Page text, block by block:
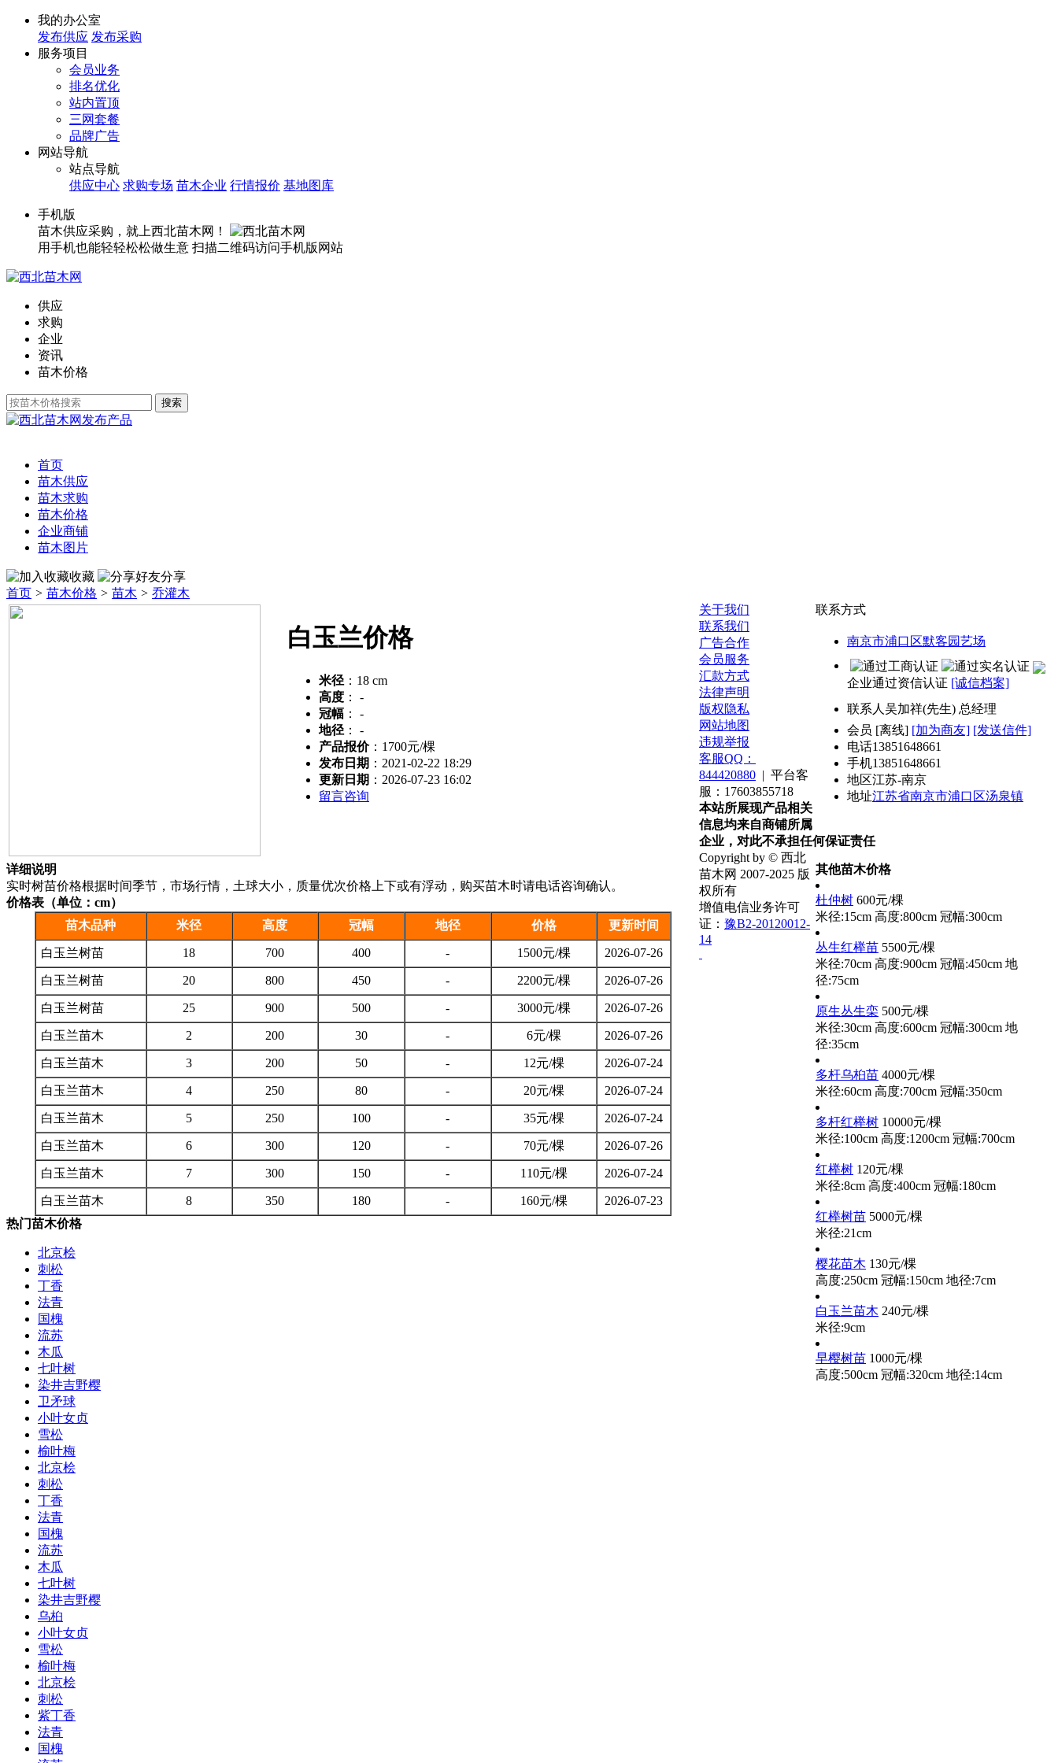
我的办公室
发布供应 发布采购
服务项目
会员业务
排名优化
站内置顶
三网套餐
品牌广告
网站导航
站点导航
供应中心 求购专场 苗木企业 行情报价 基地图库
手机版
苗木供应采购，就上西北苗木网！
用手机也能轻轻松松做生意 扫描二维码访问手机版网站
供应
求购
企业
资讯
苗木价格
发布产品
首页
苗木供应
苗木求购
苗木价格
企业商铺
苗木图片
收藏
分享
首页 > 苗木价格 > 苗木 > 乔灌木
白玉兰价格
米径 ： 18 cm
高度 ：
-
冠幅 ：
-
地径 ：
-
产品报价： 1700元/棵
发布日期 ：2021-02-22 18:29
更新日期 ：2026-07-23 16:02
留言咨询
联系方式
南京市浦口区默客园艺场
企业通过资信认证 [诚信档案]
联系人 吴加祥(先生) 总经理
会员 [离线] [加为商友] [发送信件]
电话13851648661
手机13851648661
地区江苏-南京
地址江苏省南京市浦口区汤泉镇
详细说明
实时树苗价格根据时间季节，市场行情，土球大小，质量优次价格上下或有浮动，购买苗木时请电话咨询确认。
价格表（单位：cm）
苗木品种
米径 高度 冠幅 地径 价格 更新时间
白玉兰树苗 18 700 400 - 1500元/棵 2026-07-26
白玉兰树苗 20 800 450 - 2200元/棵 2026-07-26
白玉兰树苗 25 900 500 - 3000元/棵 2026-07-26
白玉兰苗木 2 200 30 - 6元/棵 2026-07-26
白玉兰苗木 3 200 50 - 12元/棵 2026-07-24
白玉兰苗木 4 250 80 - 20元/棵 2026-07-24
白玉兰苗木 5 250 100 - 35元/棵 2026-07-24
白玉兰苗木 6 300 120 - 70元/棵 2026-07-26
白玉兰苗木 7 300 150 - 110元/棵 2026-07-24
白玉兰苗木 8 350 180 - 160元/棵
2026-07-23
热门苗木价格
北京桧
刺松
丁香
法青
国槐
流苏
木瓜
七叶树
染井吉野樱
卫矛球
小叶女贞
雪松
榆叶梅
北京桧
刺松
丁香
法青
国槐
流苏
木瓜
七叶树
染井吉野樱
乌桕
小叶女贞
雪松
榆叶梅
北京桧
刺松
紫丁香
法青
国槐
其他苗木价格
杜仲树 600元/棵
米径:15cm 高度:800cm 冠幅:300cm
丛生红榉苗 5500元/棵
米径:70cm 高度:900cm 冠幅:450cm 地
径:75cm
原生丛生栾 500元/棵
米径:30cm 高度:600cm 冠幅:300cm 地
径:35cm
多杆乌桕苗 4000元/棵
米径:60cm 高度:700cm 冠幅:350cm
多杆红榉树 10000元/棵
米径:100cm 高度:1200cm 冠幅:700cm
红榉树 120元/棵
米径:8cm 高度:400cm 冠幅:180cm
红榉树苗 5000元/棵
米径:21cm
樱花苗木 130元/棵
高度:250cm 冠幅:150cm 地径:7cm
白玉兰苗木 240元/棵
米径:9cm
早樱树苗 1000元/棵
高度:500cm 冠幅:320cm 地径:14cm
关于我们
联系我们
广告合作
会员服务
汇款方式
法律声明
版权隐私
网站地图
违规举报
客服QQ：
844420880 | 平台客
服：17603855718
本站所展现产品相关
信息均来自商铺所属
企业，对此不承担任何保证责任
Copyright by © 西北
苗木网 2007-2025 版
权所有
增值电信业务许可
证： 豫B2-20120012-
14